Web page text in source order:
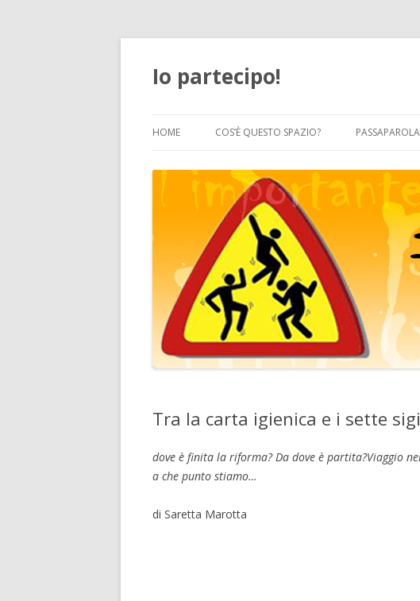
Io partecipo!
HOME COS’È QUESTO SPAZIO? PASSAPAROLA
Tra la carta igienica e i sette
dove è finita la riforma? Da dove è partita?Viaggio
a che punto stiamo…
di Saretta Marotta